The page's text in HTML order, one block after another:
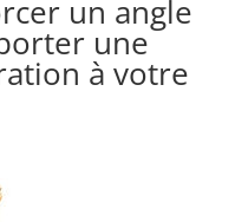
un angle
une
à votre